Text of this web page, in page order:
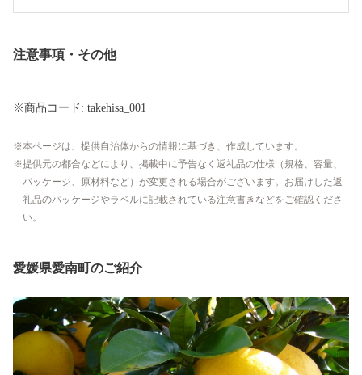
注意事項・その他
※商品コード: takehisa_001
本ページは、提供自治体からの情報に基づき、作成しています。
提供元の都合などにより、掲載中に予告なく返礼品の仕様（規格、容量、
パッケージ、原材料など）が変更される場合がございます。お届けした返
礼品のパッケージやラベルに記載されている注意書きなどをご確認くださ
い。
愛媛県愛南町のご紹介